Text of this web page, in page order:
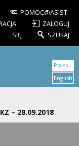
POMOC@ASIST-
ZALOGUJ
SIĘ
SZUKAJ
– 28.09.2018
Polski
English